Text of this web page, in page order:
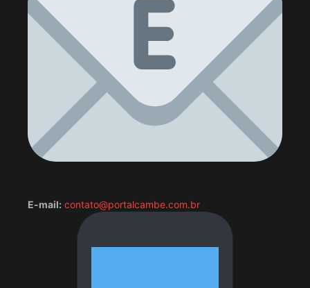
E-mail: contato@portalcambe.com.br